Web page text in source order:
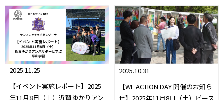
2025.11.25
【イベント実施レポート】2025
年11月8日（土）近賀ゆかりアン
2025.10.31
【WE ACTION DAY 開催のお知ら
せ】2025年11月8日（土）ピース